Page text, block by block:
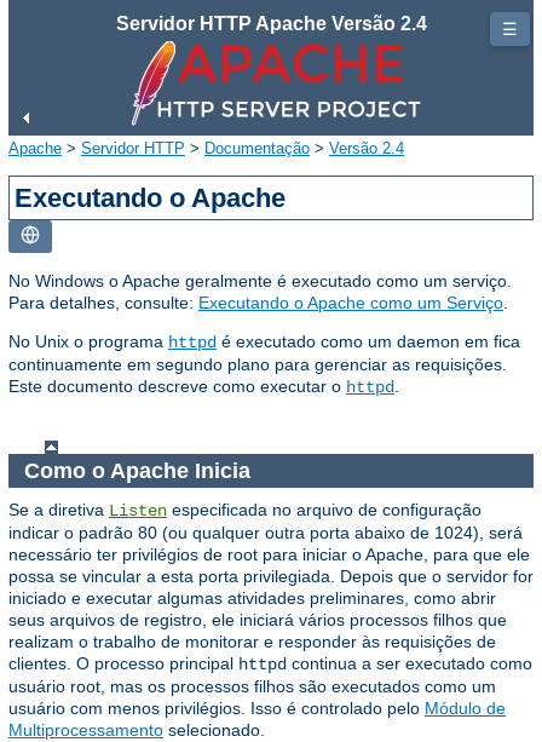
Servidor HTTP Apache Versão 2.4
Apache > Servidor HTTP > Documentação > Versão 2.4
Executando o Apache
No Windows o Apache geralmente é executado como um serviço.
Para detalhes, consulte: Executando o Apache como um Serviço
No Unix o programa httpd é executado como um daemon em fica
continuamente em segundo plano para gerenciar as requisições.
Este documento descreve como executar o httpd
Como o Apache Inicia
Se a diretiva Listen especificada no arquivo de configuração
indicar o padrão 80 (ou qualquer outra porta abaixo de 1024), será
necessário ter privilégios de root para iniciar o Apache, para que ele
possa se vincular a esta porta privilegiada. Depois que o servidor for
iniciado e executar algumas atividades preliminares, como abrir
seus arquivos de registro, ele iniciará vários processos filhos que
realizam o trabalho de monitorar e responder às requisições de
clientes. O processo principal httpd continua a ser executado como
usuário root, mas os processos filhos são executados como um
usuário com menos privilégios. Isso é controlado pelo Módulo de
Multiprocessamento selecionado.
☰